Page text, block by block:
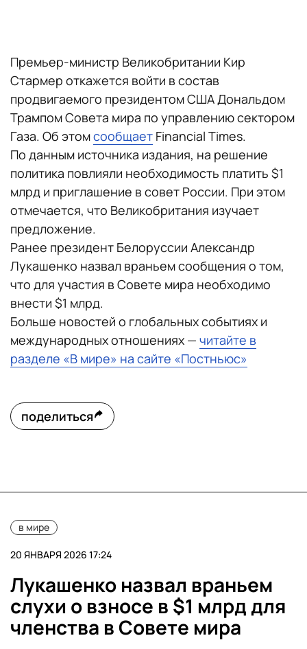
Премьер-министр Великобритании Кир
Стармер откажется войти в состав
продвигаемого президентом США Дональдом
Трампом Совета мира по управлению сектором
Газа. Об этомсообщает Financial Times.
По данным источника издания, на решение
политика повлияли необходимость платить $1
млрд и приглашение в совет России. При этом
отмечается, что Великобритания изучает
предложение.
Ранее президент Белоруссии Александр
Лукашенко назвал враньем сообщения о том,
что для участия в Совете мира необходимо
внести $1 млрд.
Больше новостей о глобальных событиях и
международных отношениях — читайте в
разделе «В мире» на сайте «Постньюс»
поделиться
в мире
20 ЯНВАРЯ 2026 17:24
Лукашенко назвал враньем
слухи о взносе в $1 млрд для
членства в Совете мира